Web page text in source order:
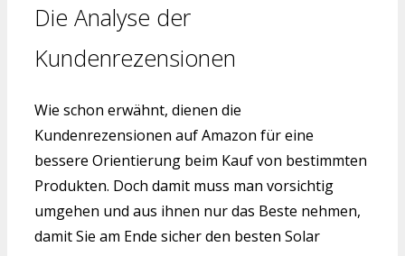
Die Analyse der
Kundenrezensionen
Wie schon erwähnt, dienen die
Kundenrezensionen auf Amazon für eine
bessere Orientierung beim Kauf von bestimmten
Produkten. Doch damit muss man vorsichtig
umgehen und aus ihnen nur das Beste nehmen,
damit Sie am Ende sicher den besten Solar